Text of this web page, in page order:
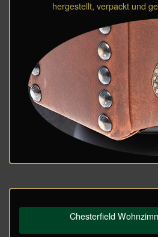
hergestellt, verpackt und
Chesterfield